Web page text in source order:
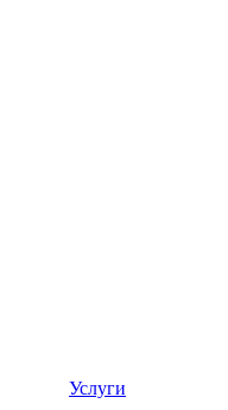
Услуги